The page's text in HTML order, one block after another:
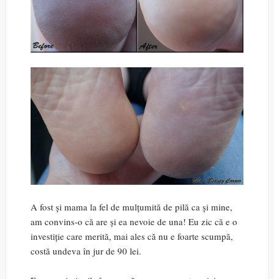
A fost și mama la fel de mulțumită de pilă ca și mine,
am convins-o că are și ea nevoie de una! Eu zic că e o
investiție care merită, mai ales că nu e foarte scumpă,
costă undeva în jur de 90 lei.